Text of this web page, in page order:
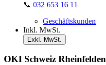
📞 032 653 16 11
Geschäftskunden
Inkl. MwSt.
Exkl. MwSt.
OKI Schweiz Rheinfelden